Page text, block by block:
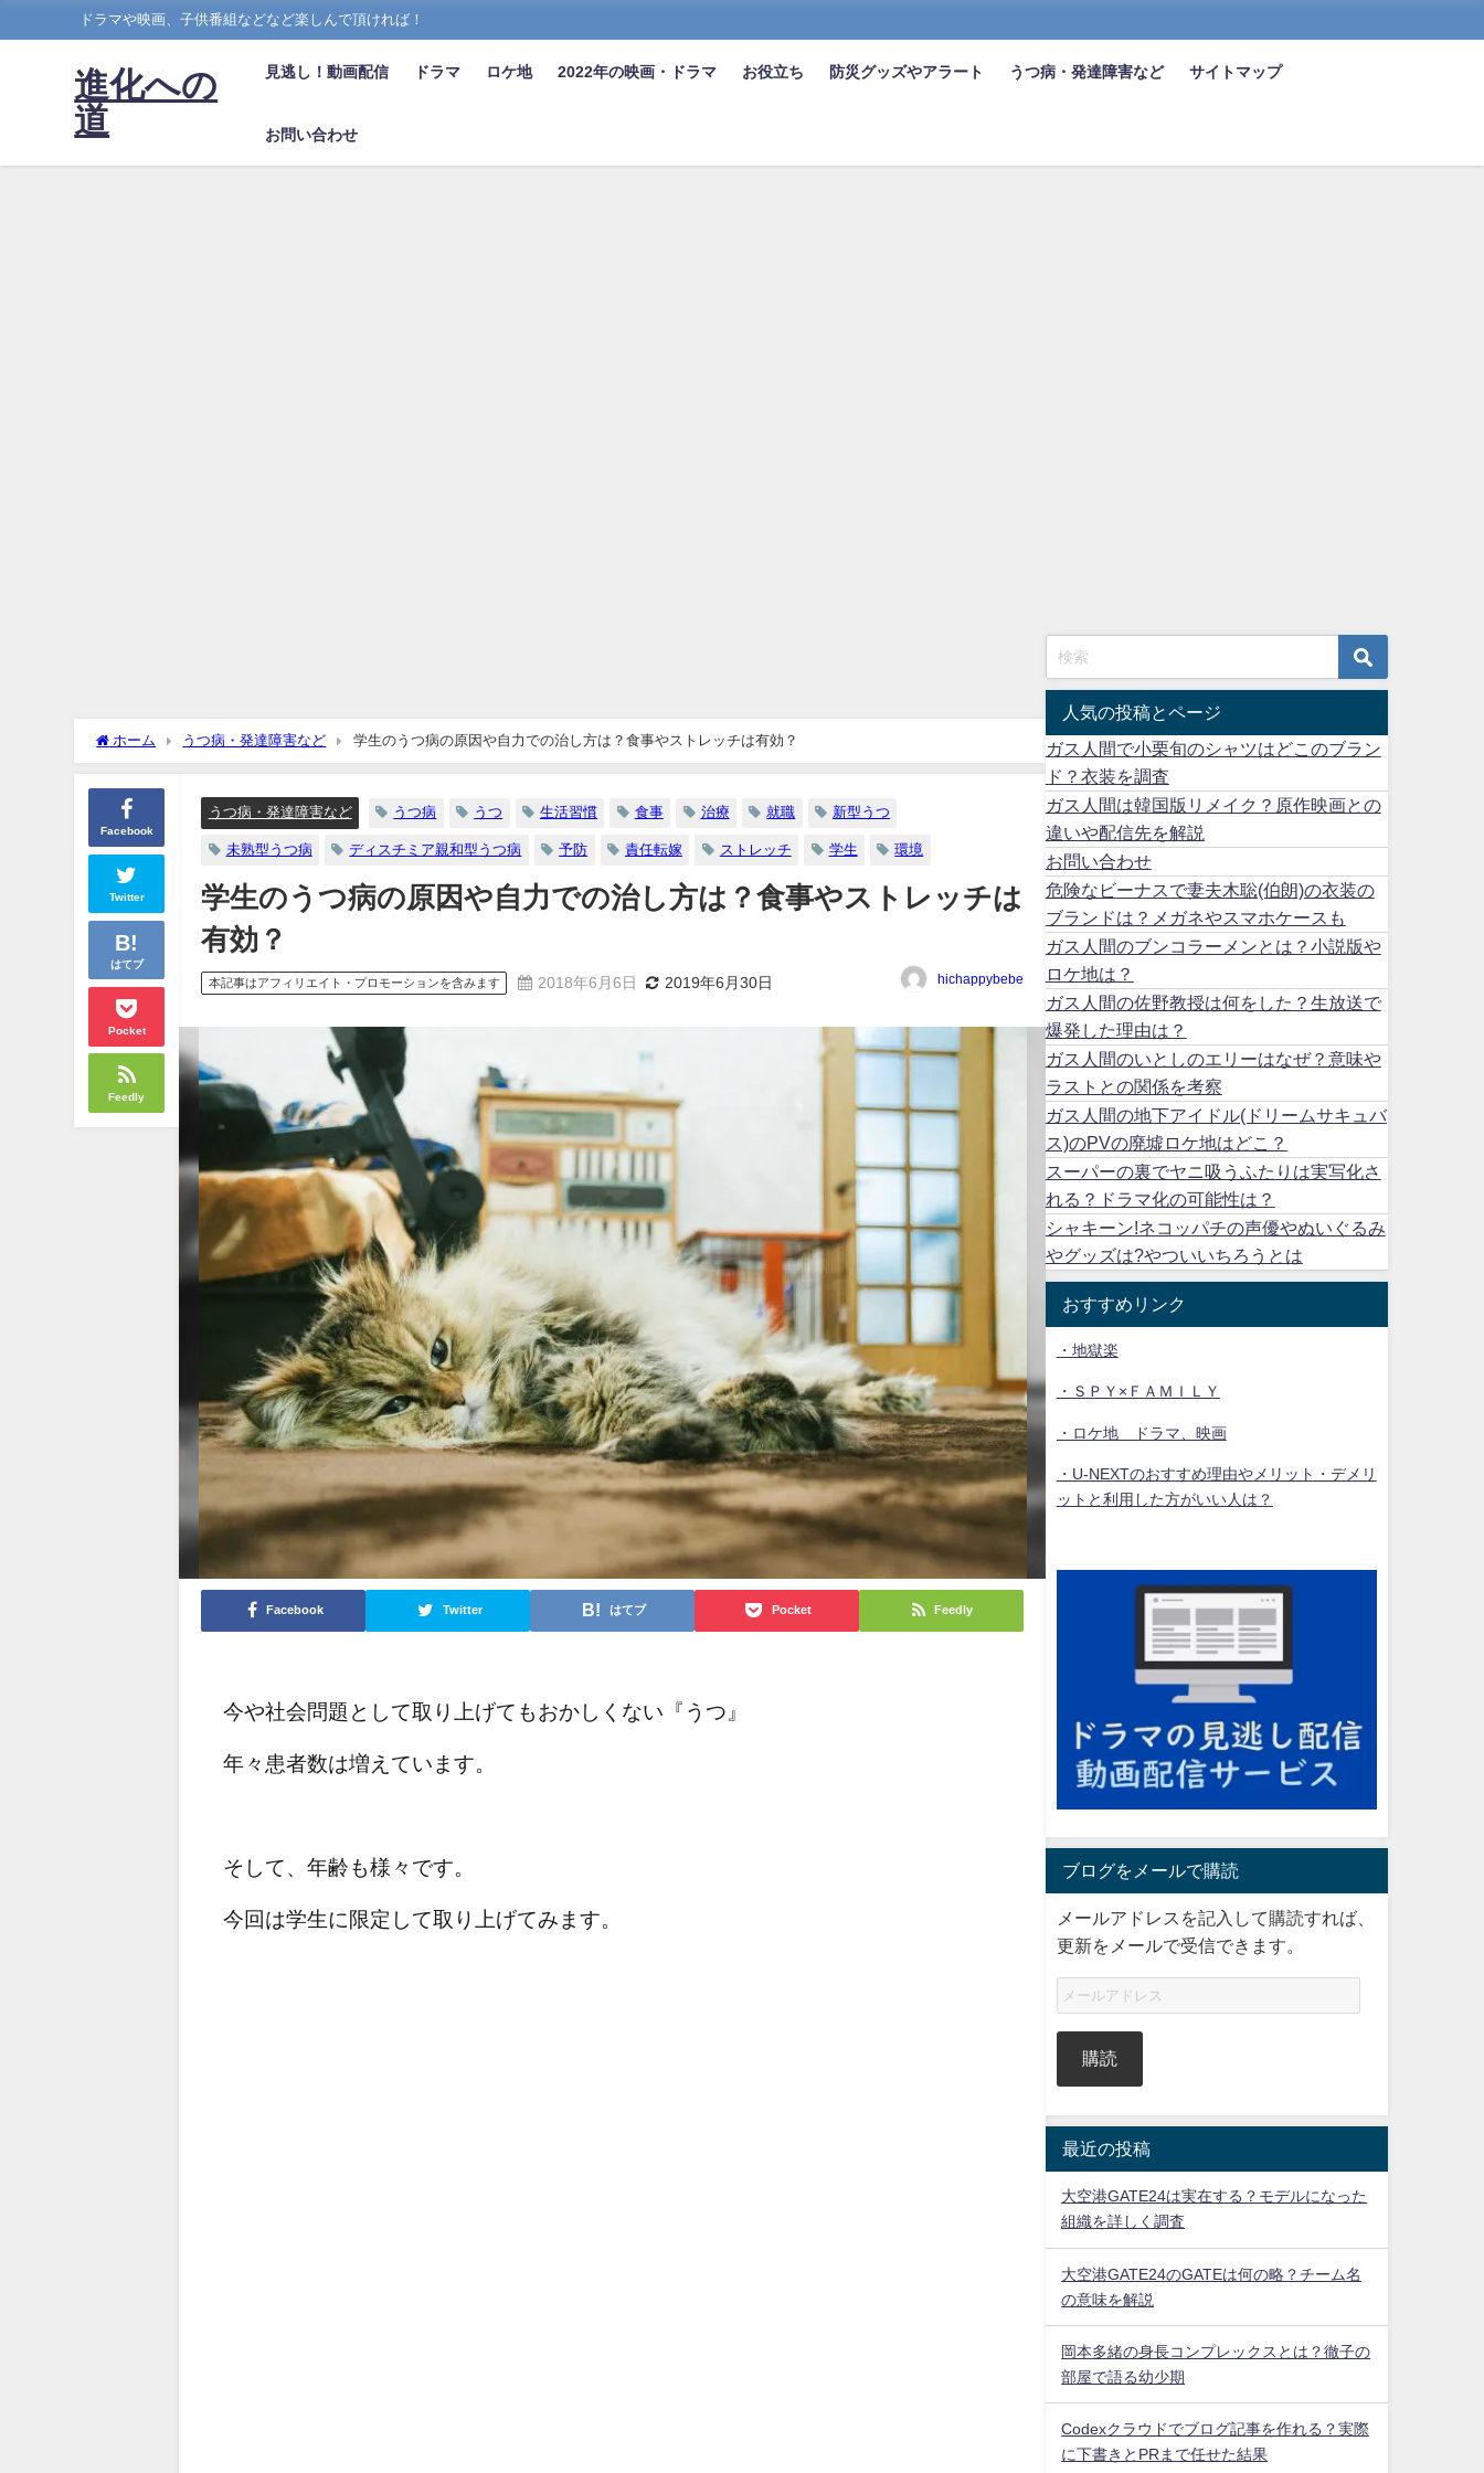
ドラマや映画、子供番組などなど楽しんで頂ければ！
進化への
道
見逃し！動画配信 ドラマ ロケ地 2022年の映画・ドラマ お役立ち 防災グッズやアラート うつ病・発達障害など サイトマップ
お問い合わせ
ホーム うつ病・発達障害など 学生のうつ病の原因や自力での治し方は？食事やストレッチは有効？
Facebook
Twitter
はてブ
Pocket
Feedly
うつ病・発達障害など うつ病 うつ 生活習慣 食事 治療 就職 新型うつ
未熟型うつ病 ディスチミア親和型うつ病 予防 責任転嫁 ストレッチ 学生 環境
学生のうつ病の原因や自力での治し方は？食事やストレッチは
有効？
本記事はアフィリエイト・プロモーションを含みます 2018年6月6日 2019年6月30日 hichappybebe
Facebook Twitter はてブ Pocket Feedly
今や社会問題として取り上げてもおかしくない『うつ』
年々患者数は増えています。
そして、年齢も様々です。
今回は学生に限定して取り上げてみます。
人気の投稿とページ
ガス人間で小栗旬のシャツはどこのブラン
ド？衣装を調査
ガス人間は韓国版リメイク？原作映画との
違いや配信先を解説
お問い合わせ
危険なビーナスで妻夫木聡(伯朗)の衣装の
ブランドは？メガネやスマホケースも
ガス人間のブンコラーメンとは？小説版や
ロケ地は？
ガス人間の佐野教授は何をした？生放送で
爆発した理由は？
ガス人間のいとしのエリーはなぜ？意味や
ラストとの関係を考察
ガス人間の地下アイドル(ドリームサキュバ
ス)のPVの廃墟ロケ地はどこ？
スーパーの裏でヤニ吸うふたりは実写化さ
れる？ドラマ化の可能性は？
シャキーン!ネコッパチの声優やぬいぐるみ
やグッズは?やついいちろうとは
おすすめリンク
・地獄楽
・ＳＰＹ×ＦＡＭＩＬＹ
・ロケ地 ドラマ、映画
・U-NEXTのおすすめ理由やメリット・デメリ
ットと利用した方がいい人は？
ブログをメールで購読
メールアドレスを記入して購読すれば、
更新をメールで受信できます。
購読
最近の投稿
大空港GATE24は実在する？モデルになった
組織を詳しく調査
大空港GATE24のGATEは何の略？チーム名
の意味を解説
岡本多緒の身長コンプレックスとは？徹子の
部屋で語る幼少期
Codexクラウドでブログ記事を作れる？実際
に下書きとPRまで任せた結果